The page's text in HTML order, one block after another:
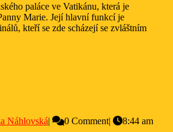
Marie. Její hlavní funkcí je
kteří se zde scházejí se zvláštním
NáhlovskáTereza
| 0 Comment|
8:44 am